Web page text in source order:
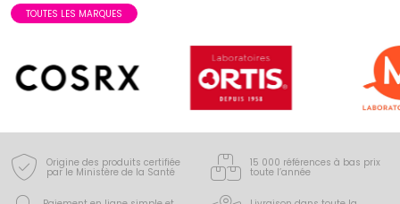
TOUTES LES MARQUES
Origine des produits certifiée
par le Ministère de la Santé
15 000 références à bas prix
toute l’année